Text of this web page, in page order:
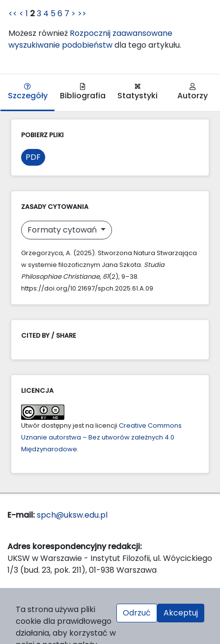
<< < 1 23 4 56 7 > >>
Możesz również Rozpocznij zaawansowane
wyszukiwanie podobieństwdla tego artykułu.
Szczegóły Bibliografia Statystyki Autorzy
POBIERZ PLIKI
PDF
ZASADY CYTOWANIA
Formaty cytowań
Grzegorzyca, A. (2025). Stworzona Natura Stwarzająca
w systemie filozoficznym Jana Szkota. Studia
Philosophiae Christianae, 61(2), 9–38.
https://doi.org/10.21697/spch.2025.61.A.09
CITED BY / SHARE
LICENCJA
Utwór dostępny jest na licencji Creative Commons
Uznanie autorstwa – Bez utworów zależnych 4.0
Międzynarodowe.
E-mail:spch@uksw.edu.pl
Adres korespondencyjny redakcji:
UKSW w Warszawie - Instytut Filozofii, ul. Wóycickiego
1/3 (bud. 23, pok. 211), 01-938 Warszawa
Wydawnictwo Naukowe UKSW, ul. Dewajtis 5, domek
nr 2, 01-815 Warszawa
Strona WWW Wydawnictwa
Ta strona używa pliki
cookie dla prawidłowego
działania, aby korzystać w
Odrzuć Akceptuj